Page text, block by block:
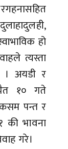
हो
त्यस्ता
। अयडी र
चैत १० गते
पन्त र
की भावना
गरे।